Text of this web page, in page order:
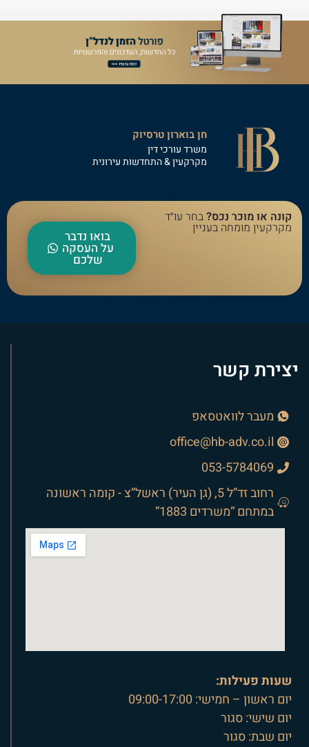
חן בוארון טרסיוק
משרד עורכי דין
מקרקעין & התחדשות עירונית
קונה או מוכר נכס?בחר עו״ד
מקרקעין מומחה בעניין בואו נדבר
על העסקה
שלכם
יצירת קשר
מעבר לוואטסאפ
office@hb-adv.co.il
053-5784069
רחוב זד”ל 5, (גן העיר) ראשל”צ - קומה ראשונה
במתחם “משרדים 1883”
שעות פעילות:
יום ראשון – חמישי: 09:00-17:00
יום שישי: סגור
יום שבת: סגור